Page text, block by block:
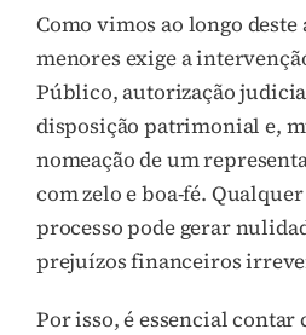
Como vimos ao longo
menores exige a
Público, autorização
disposição patrimonial e,
nomeação de um
com zelo e boa-fé.
processo pode gerar
prejuízos financeiros
Por isso, é essencial contar